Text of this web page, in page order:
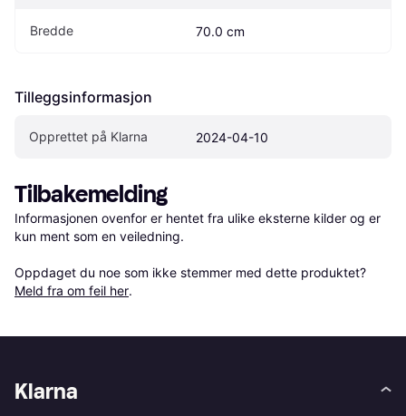
Bredde 70.0 cm
Tilleggsinformasjon
Opprettet på Klarna 2024-04-10
Tilbakemelding
Informasjonen ovenfor er hentet fra ulike eksterne kilder og er
kun ment som en veiledning.
Oppdaget du noe som ikke stemmer med dette produktet?
Meld fra om feil her.
Klarna